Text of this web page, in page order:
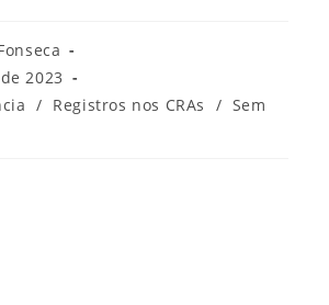
2023
/ Registros nos CRAs / Sem